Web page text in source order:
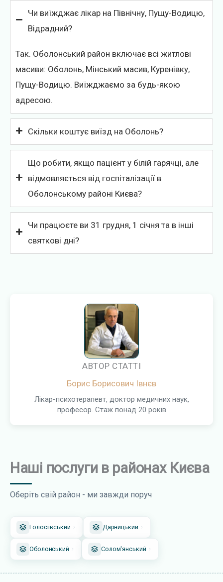
Чи виїжджає лікар на Північну, Пущу-Водицю,
Відрадний?
Так. Оболонський район включає всі житлові
масиви: Оболонь, Мінський масив, Куренівку,
Пущу-Водицю. Виїжджаємо за будь-якою
адресою.
Скільки коштує виїзд на Оболонь?
Що робити, якщо пацієнт у білій гарячці, але
відмовляється від госпіталізації в
Оболонському районі Києва?
Чи працюєте ви 31 грудня, 1 січня та в інші
святкові дні?
АВТОР СТАТТІ
Борис Борисович Івнєв
Лікар-психотерапевт, доктор медичних наук,
професор. Стаж понад 20 років
Наші послуги в районах Києва
Оберіть свій район - ми завжди поруч
Голосіївський Дарницький
Оболонський Солом'янський